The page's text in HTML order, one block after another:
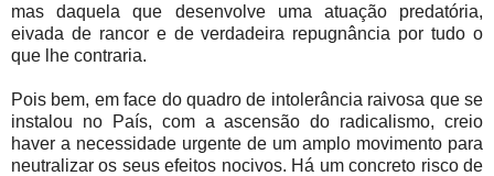
mas daquela que desenvolve uma atuação predatória,
eivada de rancor e de verdadeira repugnância por tudo o
que lhe contraria.
Pois bem, em face do quadro de intolerância raivosa que se
instalou no País, com a ascensão do radicalismo, creio
haver a necessidade urgente de um amplo movimento para
neutralizar os seus efeitos nocivos. Há um concreto risco de